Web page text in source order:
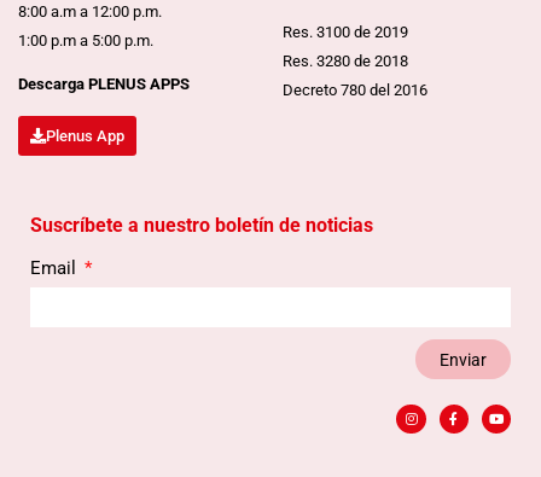
8:00 a.m a 12:00 p.m.
1:00 p.m a 5:00 p.m.
Descarga PLENUS APPS
Plenus App
Res. 3100 de 2019
Res. 3280 de 2018
Decreto 780 del 2016
Suscríbete a nuestro boletín de noticias
Email
Enviar